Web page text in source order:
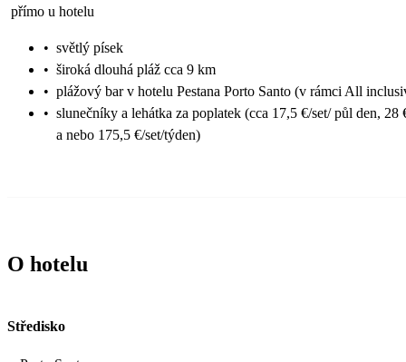
přímo u hotelu
• světlý písek
• široká dlouhá pláž cca 9 km
• plážový bar v hotelu Pestana Porto Santo (v rámci All
• slunečníky a lehátka za poplatek (cca 17,5 €/set/ půl den, 28
a nebo 175,5 €/set/týden)
O hotelu
Středisko